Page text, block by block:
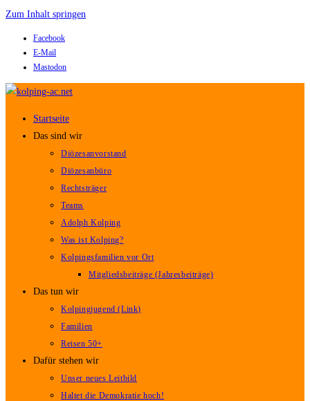
Zum Inhalt springen
Facebook
E-Mail
Mastodon
Startseite
Das sind wir
Diözesanvorstand
Diözesanbüro
Rechtsträger
Teams
Adolph Kolping
Was ist Kolping?
Kolpingsfamilien vor Ort
Mitgliedsbeiträge (Jahresbeiträge)
Das tun wir
Kolpingjugend (Link)
Familien
Reisen 50+
Dafür stehen wir
Unser neues Leitbild
Haltet die Demokratie hoch!